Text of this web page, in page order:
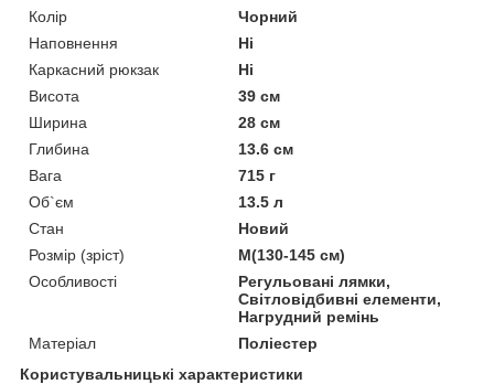
Колір
Чорний
Наповнення
Ні
Каркасний рюкзак
Ні
Висота
39 см
Ширина
28 см
Глибина
13.6 см
Вага
715 г
Об`єм
13.5 л
Стан
Новий
Розмір (зріст)
M(130-145 см)
Особливості
Регульовані лямки,
Світловідбивні елементи,
Нагрудний ремінь
Матеріал
Поліестер
Користувальницькі характеристики